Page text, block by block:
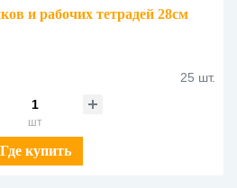
и рабочих тетрадей 28см
25 шт.
шт
Где купить